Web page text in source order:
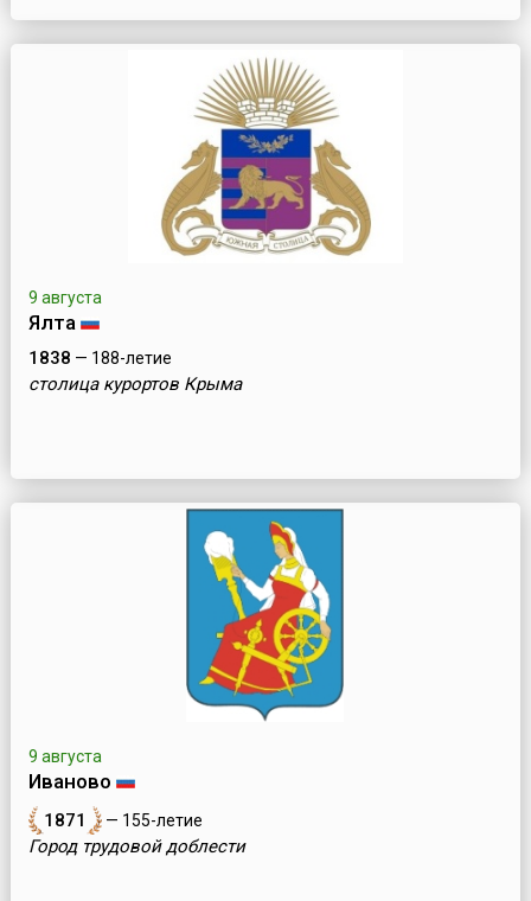
9 августа
Ялта
1838 — 188-летие
столица курортов Крыма
9 августа
Иваново
1871 — 155-летие
Город трудовой доблести